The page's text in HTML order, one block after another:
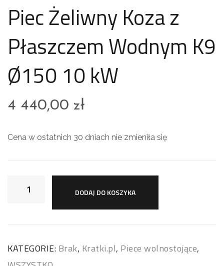
Piec Żeliwny Koza z
Płaszczem Wodnym K9
Ø150 10 kW
4 440,00 zł
Cena w ostatnich 30 dniach nie zmieniła się
DODAJ DO KOSZYKA
KATEGORIE: Brak, Kratki.pl, Piece wolnostojące,